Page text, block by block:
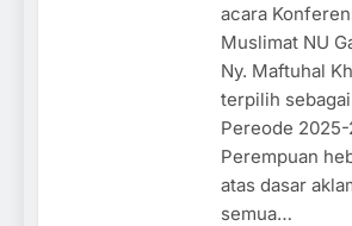
acara
Muslimat NU
Ny. Maftuhal
terpilih
Pereode
Perempuan
atas dasar
semua…